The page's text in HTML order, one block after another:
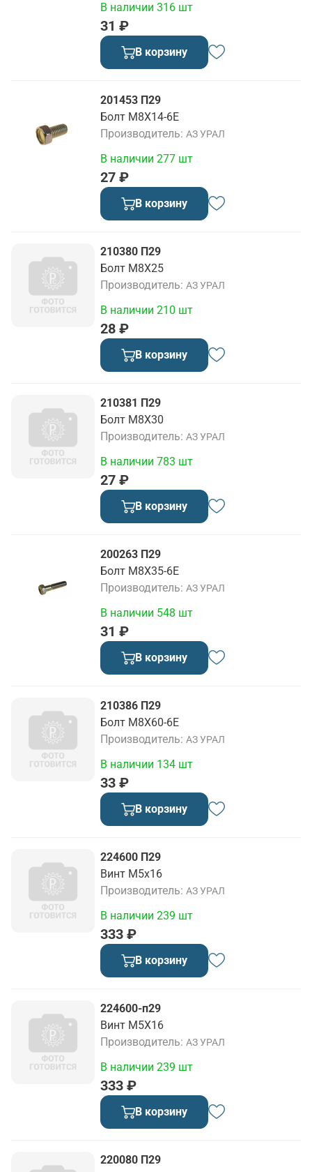
31 ₽
В наличии 316 шт
В корзину
201453 П29
Болт М8Х14-6Е
Производитель АЗ УРАЛ
27 ₽
В наличии 277 шт
В корзину
210380 П29
Болт М8Х25
Производитель АЗ УРАЛ
28 ₽
В наличии 210 шт
В корзину
210381 П29
Болт М8Х30
Производитель АЗ УРАЛ
27 ₽
В наличии 783 шт
В корзину
200263 П29
Болт М8Х35-6Е
Производитель АЗ УРАЛ
31 ₽
В наличии 548 шт
В корзину
210386 П29
Болт М8Х60-6Е
Производитель АЗ УРАЛ
33 ₽
В наличии 134 шт
В корзину
224600 П29
Винт М5х16
Производитель АЗ УРАЛ
333 ₽
В наличии 239 шт
В корзину
224600-п29
Винт М5Х16
Производитель АЗ УРАЛ
333 ₽
В наличии 239 шт
В корзину
220080 П29